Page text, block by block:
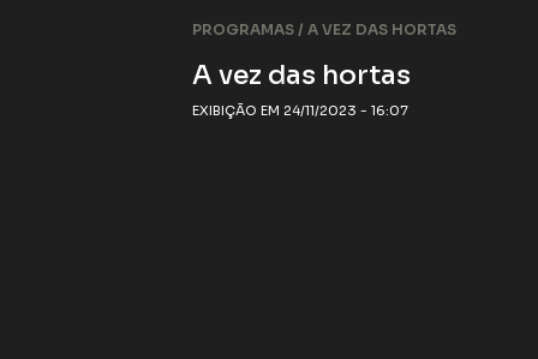
PROGRAMAS / A VEZ DAS HORTAS
A vez das hortas
EXIBIÇÃO EM 24/11/2023 - 16:07